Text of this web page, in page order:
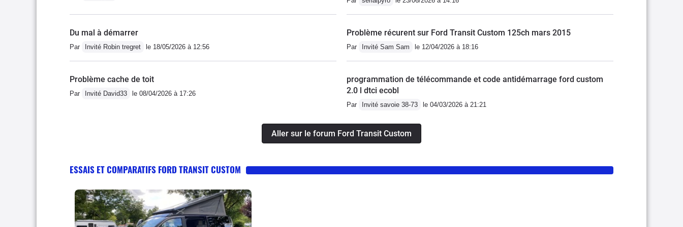
Du mal à démarrer
Par Invité Robin tregret le 18/05/2026 à 12:56
Problème récurent sur Ford Transit Custom 125ch mars 2015
Par Invité Sam Sam le 12/04/2026 à 18:16
Problème cache de toit
Par Invité David33 le 08/04/2026 à 17:26
programmation de télécommande et code antidémarrage ford custom
2.0 l dtci ecobl
Par Invité savoie 38-73 le 04/03/2026 à 21:21
Aller sur le forum Ford Transit Custom
ESSAIS ET COMPARATIFS FORD TRANSIT CUSTOM